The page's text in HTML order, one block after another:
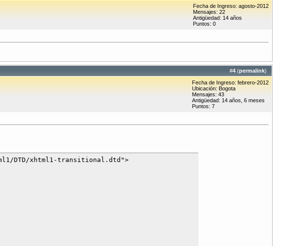
Fecha de Ingreso: agosto-2012
Mensajes: 22
Antigüedad: 14 años
Puntos: 0
#4 (permalink)
Fecha de Ingreso: febrero-2012
Ubicación: Bogota
Mensajes: 43
Antigüedad: 14 años, 6 meses
Puntos: 7
DTD/xhtml1-transitional.dtd">